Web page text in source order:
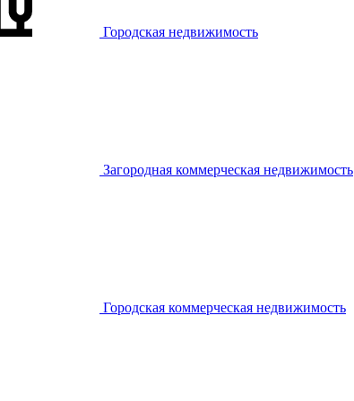
Городская недвижимость
Загородная коммерческая недвижимость
Городская коммерческая недвижимость